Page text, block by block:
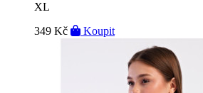
XL
349 Kč
Koupit